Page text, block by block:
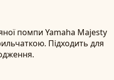
помпи Yamaha Majesty
Підходить для